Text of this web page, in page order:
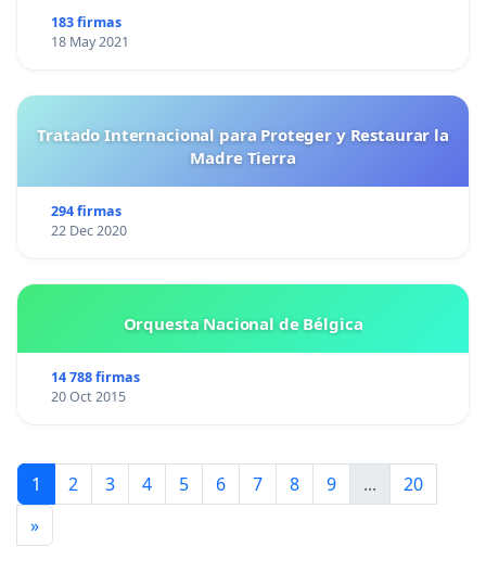
183 firmas
18 May 2021
Tratado Internacional para Proteger y Restaurar la
Madre Tierra
294 firmas
22 Dec 2020
Orquesta Nacional de Bélgica
14 788 firmas
20 Oct 2015
1 2 3 4 5 6 7 8 9 ...
20
»